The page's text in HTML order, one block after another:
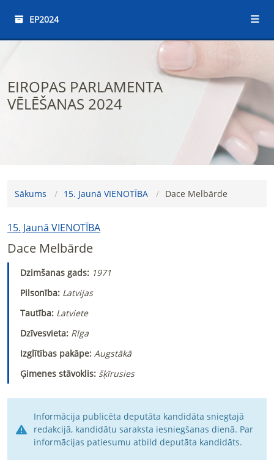
EP2024
EIROPAS PARLAMENTA
VĒLĒŠANAS 2024
Sākums 15. Jaunā VIENOTĪBA Dace Melbārde
15. Jaunā VIENOTĪBA
Dace Melbārde
Dzimšanas gads: 1971
Pilsonība: Latvijas
Tautība: Latviete
Dzīvesvieta: Rīga
Izglītības pakāpe: Augstākā
Ģimenes stāvoklis: šķīrusies
Informācija publicēta deputāta kandidāta sniegtajā
redakcijā, kandidātu saraksta iesniegšanas dienā. Par
informācijas patiesumu atbild deputāta kandidāts.